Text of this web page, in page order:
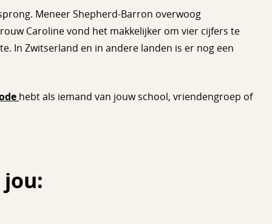
Meneer Shepherd-Barron overwoog
Caroline vond het makkelijker om vier cijfers te
In Zwitserland en in andere landen is er nog een
hebt als iemand van jouw school, vriendengroep of